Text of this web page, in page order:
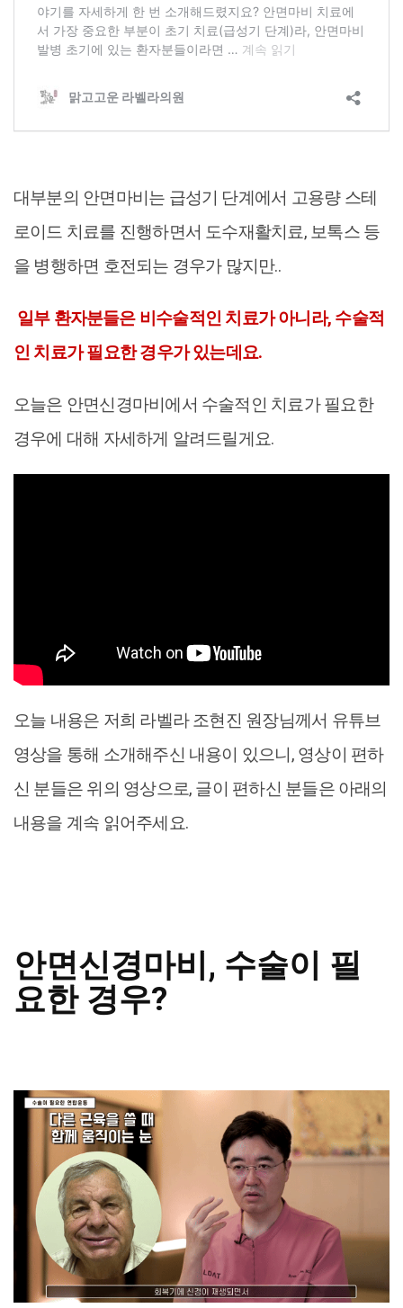
대부분의 안면마비는 급성기 단계에서 고용량 스테
로이드 치료를 진행하면서 도수재활치료, 보톡스 등
을 병행하면 호전되는 경우가 많지만..
일부 환자분들은 비수술적인 치료가 아니라, 수술적
인 치료가 필요한 경우가 있는데요.
오늘은 안면신경마비에서 수술적인 치료가 필요한
경우에 대해 자세하게 알려드릴게요.
오늘 내용은 저희 라벨라 조현진 원장님께서 유튜브
영상을 통해 소개해주신 내용이 있으니, 영상이 편하
신 분들은 위의 영상으로, 글이 편하신 분들은 아래의
내용을 계속 읽어주세요.
안면신경마비, 수술이 필
요한 경우?